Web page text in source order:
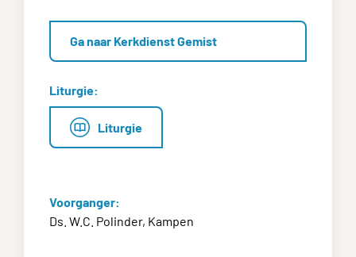
Ga naar Kerkdienst Gemist
Liturgie:
Liturgie
Voorganger:
Ds. W.C. Polinder, Kampen